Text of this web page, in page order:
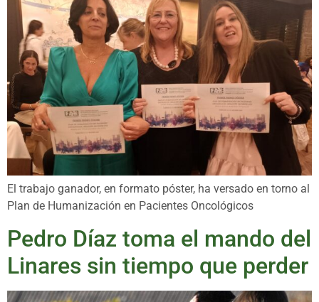
El trabajo ganador, en formato póster, ha versado en torno al
Plan de Humanización en Pacientes Oncológicos
Pedro Díaz toma el mando del
Linares sin tiempo que perder